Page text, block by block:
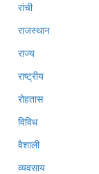
रांची
राजस्थान
राज्य
राष्ट्रीय
रोहतास
विविध
वैशाली
व्यवसाय